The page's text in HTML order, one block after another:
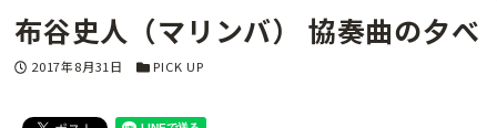
布谷史人（マリンバ） 協奏曲の夕べ
投稿日
2017年8月31日 カテゴリー
PICK UP